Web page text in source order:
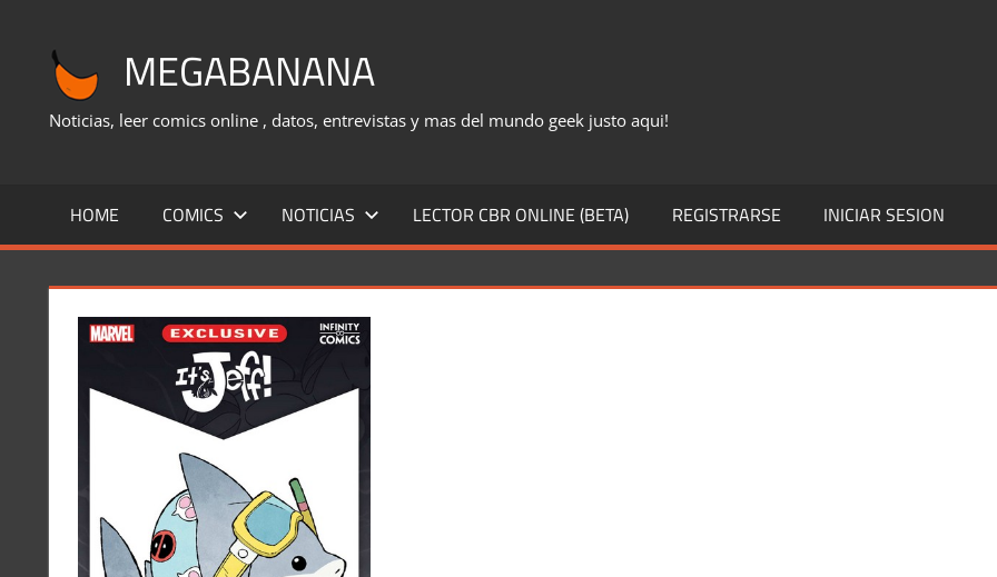
contenido
MEGABANANA
Noticias, leer comics online , datos, entrevistas y mas del mundo geek justo aqui!
HOME COMICS NOTICIAS LECTOR CBR ONLINE (BETA) REGISTRARSE INICIAR SESION